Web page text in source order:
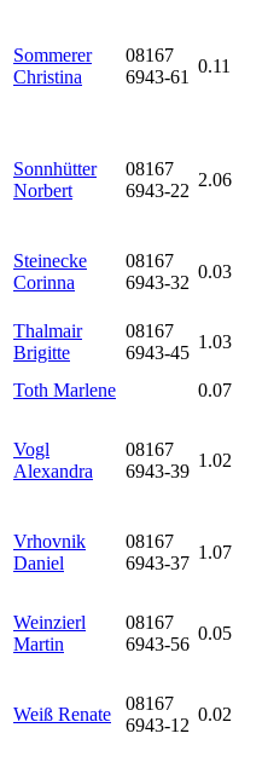
Sommerer
Christina
08167
6943-61
0.11
Sonnhütter
Norbert
08167
6943-22
2.06
Steinecke
Corinna
08167
6943-32
0.03
Thalmair
Brigitte
08167
6943-45
1.03
Toth Marlene
0.07
Vogl
Alexandra
08167
6943-39
1.02
Vrhovnik
Daniel
08167
6943-37
1.07
Weinzierl
Martin
08167
6943-56
0.05
Weiß Renate
08167
6943-12
0.02